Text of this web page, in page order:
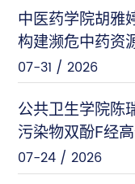
中医药学院胡雅
构建濒危中药资
07-31 / 2026
公共卫生学院陈
污染物双酚F经
对话的新机制
07-24 / 2026
曲显俊等（基础
07-28 / 2026
07-17 / 2026
王刚等（安定医